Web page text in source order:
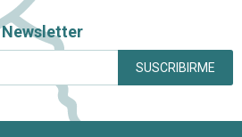
Newsletter
SUSCRIBIRME